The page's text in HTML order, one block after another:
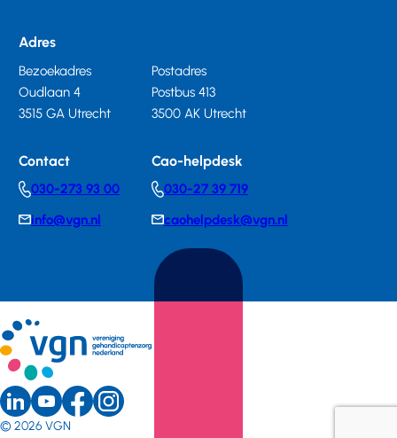
Adres
Bezoekadres
Oudlaan 4
3515 GA Utrecht
Postadres
Postbus 413
3500 AK Utrecht
Contact
Telephonenumber
030-273 93 00
E-info@vgn.nl
Cao-helpdesk
Telephonenumber
030-27 39 719
E-
mail
caohelpdesk@vgn.nl
Sociale
LinkedIn
(external
Youtube
(external
Instagram
© 2026 VGN